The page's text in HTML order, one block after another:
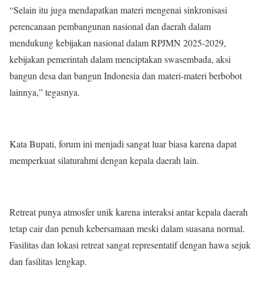
“Selain itu juga mendapatkan materi mengenai sinkronisasi
perencanaan pembangunan nasional dan daerah dalam
mendukung kebijakan nasional dalam RPJMN 2025-2029,
kebijakan pemerintah dalam menciptakan swasembada, aksi
bangun desa dan bangun Indonesia dan materi-materi berbobot
lainnya,” tegasnya.
Kata Bupati, forum ini menjadi sangat luar biasa karena dapat
memperkuat silaturahmi dengan kepala daerah lain.
Retreat punya atmosfer unik karena interaksi antar kepala daerah
tetap cair dan penuh kebersamaan meski dalam suasana normal.
Fasilitas dan lokasi retreat sangat representatif dengan hawa sejuk
dan fasilitas lengkap.